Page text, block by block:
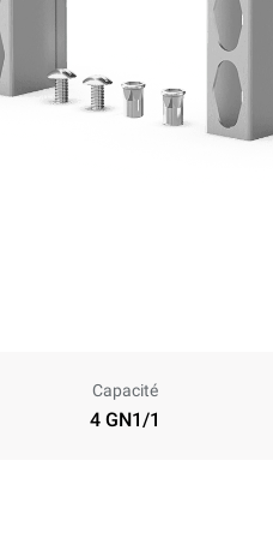
Capacité
4 GN1/1